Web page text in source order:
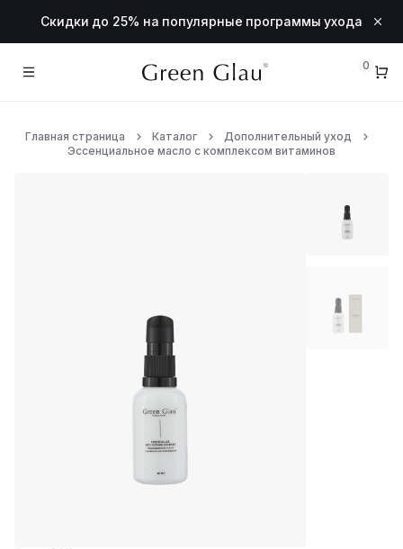
Скидки до 25% на популярные программы ухода
0
Главная страница Каталог
Дополнительный уход
Эссенциальное масло с комплексом витаминов
Линии
Дополнительный уход